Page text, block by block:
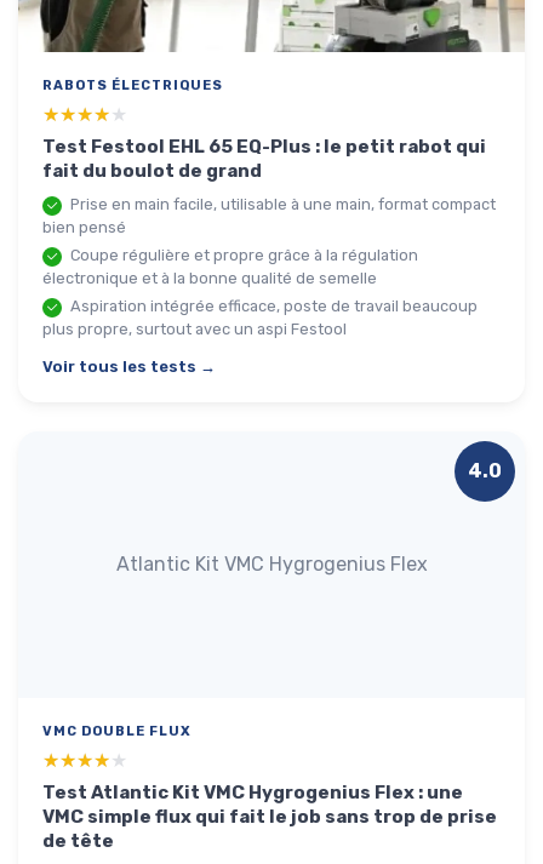
RABOTS ÉLECTRIQUES
★★★★★
★★★★★
Test Festool EHL 65 EQ-Plus : le petit rabot qui
fait du boulot de grand
Prise en main facile, utilisable à une main, format compact
bien pensé
Coupe régulière et propre grâce à la régulation
électronique et à la bonne qualité de semelle
Aspiration intégrée efficace, poste de travail beaucoup
plus propre, surtout avec un aspi Festool
Voir tous les tests →
Atlantic Kit VMC Hygrogenius Flex
4.0
VMC DOUBLE FLUX
★★★★★
★★★★★
Test Atlantic Kit VMC Hygrogenius Flex : une
VMC simple flux qui fait le job sans trop de prise
de tête